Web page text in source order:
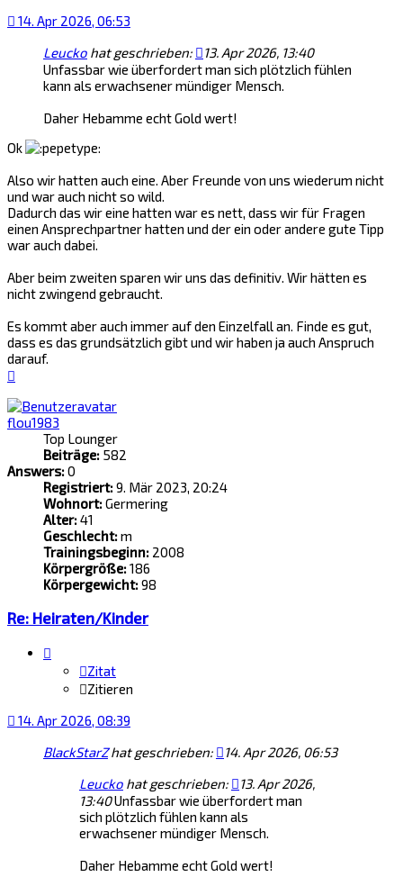
14. Apr 2026, 06:53
Leucko hat geschrieben:
13. Apr 2026, 13:40
Unfassbar wie überfordert man sich plötzlich fühlen
kann als erwachsener mündiger Mensch.
Daher Hebamme echt Gold wert!
Ok
Also wir hatten auch eine. Aber Freunde von uns wiederum nicht
und war auch nicht so wild.
Dadurch das wir eine hatten war es nett, dass wir für Fragen
einen Ansprechpartner hatten und der ein oder andere gute Tipp
war auch dabei.
Aber beim zweiten sparen wir uns das definitiv. Wir hätten es
nicht zwingend gebraucht.
Es kommt aber auch immer auf den Einzelfall an. Finde es gut,
dass es das grundsätzlich gibt und wir haben ja auch Anspruch
darauf.
flou1983
Top Lounger
Beiträge: 582
Answers:0
Registriert:9. Mär 2023, 20:24
Wohnort:Germering
Alter:41
Geschlecht:m
Trainingsbeginn: 2008
Körpergröße:186
Körpergewicht:98
Re: Heiraten/Kinder
Zitat
Zitieren
14. Apr 2026, 08:39
BlackStarZhat geschrieben:
14. Apr 2026, 06:53
Leucko hat geschrieben:
13. Apr 2026,
13:40Unfassbar wie überfordert man
sich plötzlich fühlen kann als
erwachsener mündiger Mensch.
Daher Hebamme echt Gold wert!